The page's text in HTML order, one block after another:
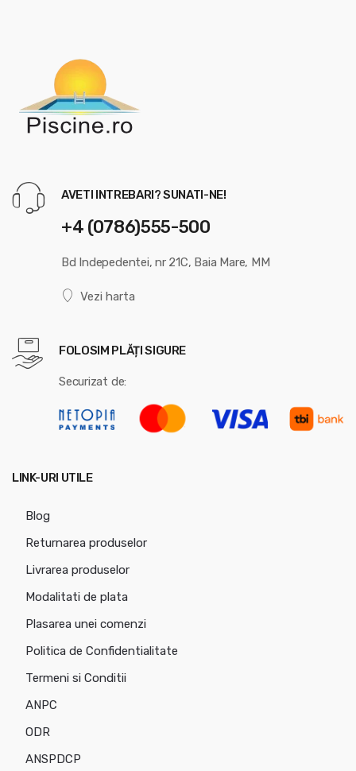
AVETI INTREBARI? SUNATI-NE!
+4 (0786)555-500
Bd Indepedentei, nr 21C, Baia Mare, MM
Vezi harta
FOLOSIM PLĂȚI SIGURE
Securizat de:
LINK-URI UTILE
Blog
Returnarea produselor
Livrarea produselor
Modalitati de plata
Plasarea unei comenzi
Politica de Confidentialitate
Termeni si Conditii
ANPC
ODR
ANSPDCP